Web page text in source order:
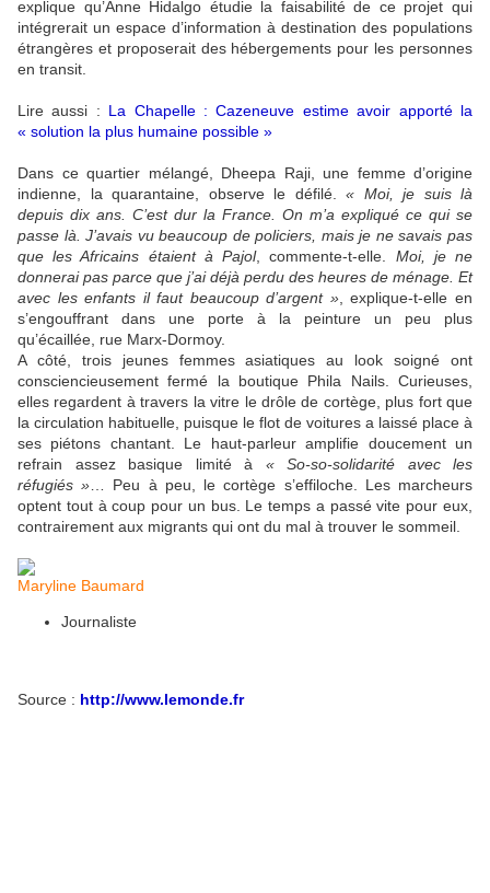
explique qu’Anne Hidalgo étudie la faisabilité de ce projet qui
intégrerait un espace d’information à destination des populations
étrangères et proposerait des hébergements pour les personnes
en transit.
Lire aussi : La Chapelle : Cazeneuve estime avoir apporté la
« solution la plus humaine possible »
Dans ce quartier mélangé, Dheepa Raji, une femme d’origine
indienne, la quarantaine, observe le défilé. « Moi, je suis là
depuis dix ans. C’est dur la France. On m’a expliqué ce qui se
passe là. J’avais vu beaucoup de policiers, mais je ne savais pas
que les Africains étaient à Pajol, commente-t-elle. Moi, je ne
donnerai pas parce que j’ai déjà perdu des heures de ménage. Et
avec les enfants il faut beaucoup d’argent », explique-t-elle en
s’engouffrant dans une porte à la peinture un peu plus
qu’écaillée, rue Marx-Dormoy.
A côté, trois jeunes femmes asiatiques au look soigné ont
consciencieusement fermé la boutique Phila Nails. Curieuses,
elles regardent à travers la vitre le drôle de cortège, plus fort que
la circulation habituelle, puisque le flot de voitures a laissé place à
ses piétons chantant. Le haut-parleur amplifie doucement un
refrain assez basique limité à « So-so-solidarité avec les
réfugiés »… Peu à peu, le cortège s’effiloche. Les marcheurs
optent tout à coup pour un bus. Le temps a passé vite pour eux,
contrairement aux migrants qui ont du mal à trouver le sommeil.
Maryline Baumard
Journaliste
Source : http://www.lemonde.fr